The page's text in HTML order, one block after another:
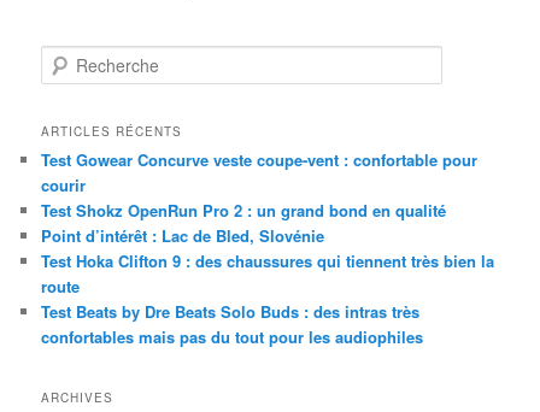
e
h
r
c
h
e
ARTICLES RÉCENTS
Test Gowear Concurve veste coupe-vent : confortable pour
courir
Test Shokz OpenRun Pro 2 : un grand bond en qualité
Point d’intérêt : Lac de Bled, Slovénie
Test Hoka Clifton 9 : des chaussures qui tiennent très bien la
route
Test Beats by Dre Beats Solo Buds : des intras très
confortables mais pas du tout pour les audiophiles
ARCHIVES